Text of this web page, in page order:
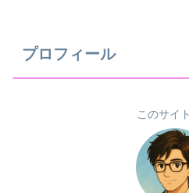
プロフィール
このサイ